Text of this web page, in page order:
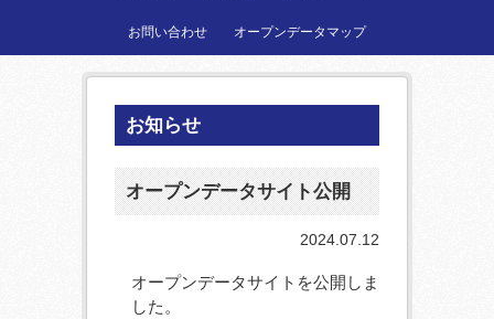
お問い合わせ オープンデータマップ
お知らせ
オープンデータサイト公開
2024.07.12
オープンデータサイトを公開しま
した。